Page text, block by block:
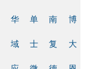
华 单 南 博
域 士 复 大